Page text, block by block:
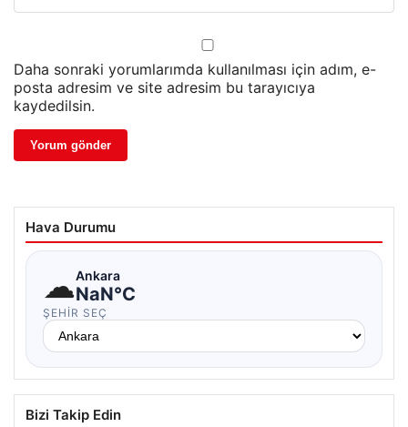
Daha sonraki yorumlarımda kullanılması için adım, e-
posta adresim ve site adresim bu tarayıcıya
kaydedilsin.
Hava Durumu
☁Ankara
NaN°C
ŞEHIR SEÇ
Bizi Takip Edin